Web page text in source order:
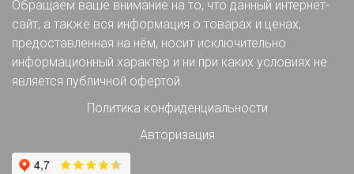
Обращаем ваше внимание на то, что данный интернет-
сайт, а также вся информация о товарах и ценах,
предоставленная на нём, носит исключительно
информационный характер и ни при каких условиях не
является публичной офертой.
Политика конфиденциальности
Авторизация